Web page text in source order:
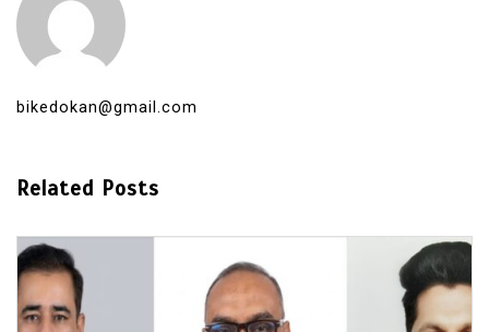
bikedokan@gmail.com
Related Posts